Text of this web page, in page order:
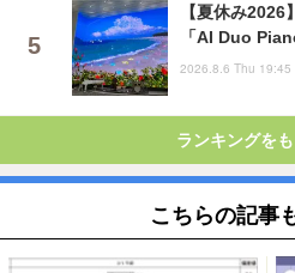
【夏休み
「AI Duo
2026.8.6 Thu 19:45
ランキングを
こちらの記事